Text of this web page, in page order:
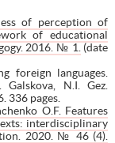
of perception of
of educational
2016. № 1. (date
foreign languages.
N.I. Gez.
336 pages.
O.F. Features
interdisciplinary
2020. № 46 (4).